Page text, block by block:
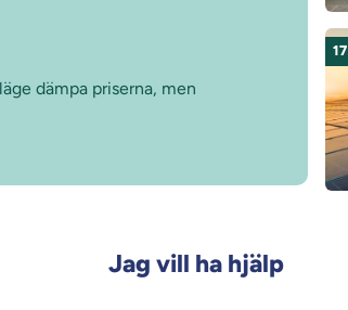
dämpa priserna, men
17
Jag vill ha hjälp